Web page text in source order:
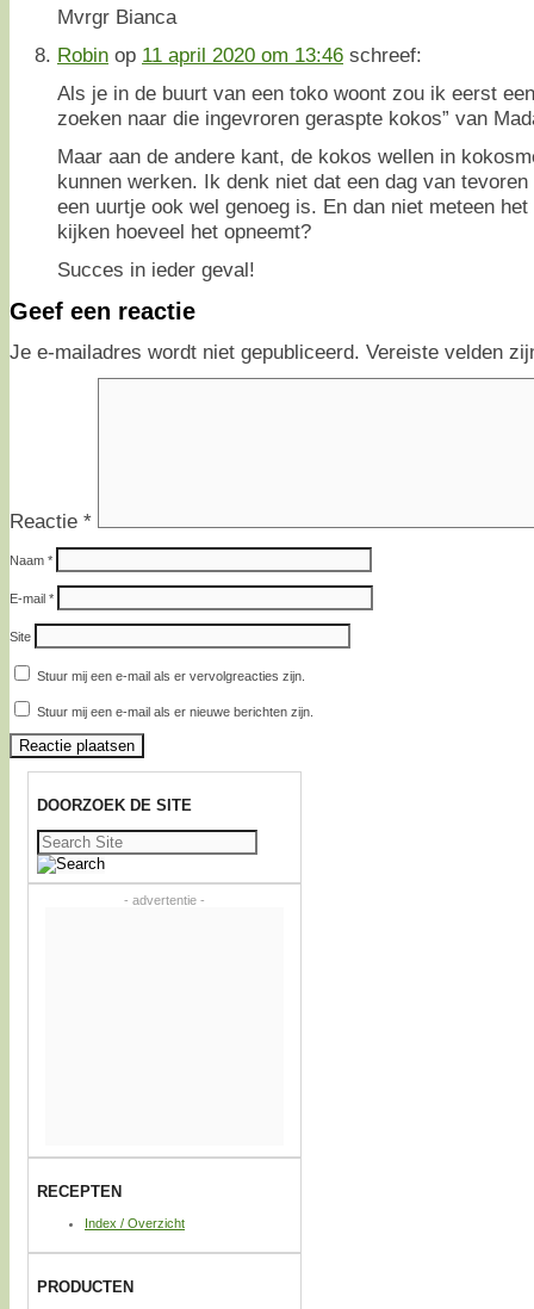
Mvrgr Bianca
Robin op 11 april 2020 om 13:46 schreef:
Als je in de buurt van een toko woont zou ik eerst
zoeken naar die ingevroren geraspte kokos” van
Maar aan de andere kant, de kokos wellen in
kunnen werken. Ik denk niet dat een dag van
een uurtje ook wel genoeg is. En dan niet meteen
kijken hoeveel het opneemt?
Succes in ieder geval!
Geef een reactie
Je e-mailadres wordt niet gepubliceerd. Vereiste velden
Reactie *
Naam *
E-mail *
Site
Stuur mij een e-mail als er vervolgreacties zijn.
Stuur mij een e-mail als er nieuwe berichten zijn.
DOORZOEK DE SITE
Zoeken
naar:
- advertentie -
RECEPTEN
Index / Overzicht
PRODUCTEN